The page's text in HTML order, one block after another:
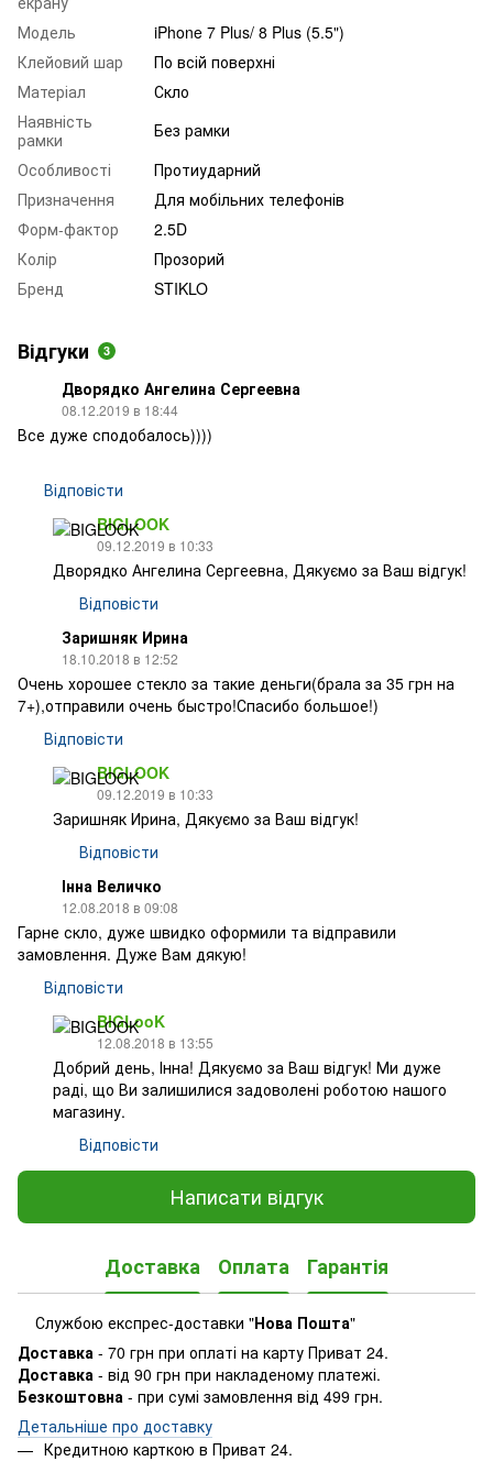
Модель
iPhone 7 Plus/ 8 Plus (5.5")
Клейовий шар
По всій поверхні
Матеріал
Скло
Наявність
рамки
Без рамки
Особливості
Протиударний
Призначення
Для мобільних телефонів
Форм-фактор
2.5D
Колір
Прозорий
Бренд
STIKLO
Відгуки 3
Дворядко Ангелина Сергеевна
08.12.2019 в 18:44
Все дуже сподобалось))))
Відповісти
BIGLOOK
09.12.2019 в 10:33
Дворядко Ангелина Сергеевна, Дякуємо за Ваш відгук!
Відповісти
Заришняк Ирина
18.10.2018 в 12:52
Очень хорошее стекло за такие деньги(брала за 35 грн на
7+),отправили очень быстро!Спасибо большое!)
Відповісти
BIGLOOK
09.12.2019 в 10:33
Заришняк Ирина, Дякуємо за Ваш відгук!
Відповісти
Інна Величко
12.08.2018 в 09:08
Гарне скло, дуже швидко оформили та відправили
замовлення. Дуже Вам дякую!
Відповісти
BIGLooK
12.08.2018 в 13:55
Добрий день, Інна! Дякуємо за Ваш відгук! Ми дуже
раді, що Ви залишилися задоволені роботою нашого
магазину.
Відповісти
Написати відгук
Доставка Оплата Гарантія
Службою експрес-доставки "Нова Пошта"
Доставка - 70 грн при оплаті на карту Приват 24.
Доставка - від 90 грн при накладеному платежі.
Безкоштовна - при сумі замовлення від 499 грн.
Детальніше про доставку
Кредитною карткою в Приват 24.